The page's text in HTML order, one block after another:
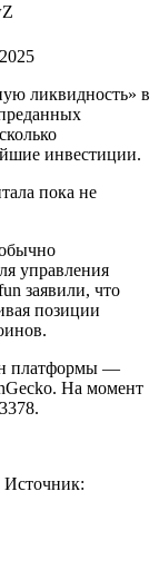
ликвидность» в
инвестиции.
пока не
управления
заявили, что
позиции
платформы —
На момент